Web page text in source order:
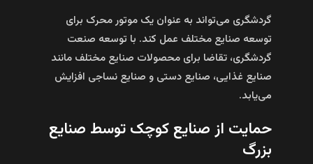
گردشگری می‌تواند به عنوان یک موتور محرک برای
توسعه صنایع مختلف عمل کند. با توسعه صنعت
گردشگری، تقاضا برای محصولات صنایع مختلف مانند
صنایع غذایی، صنایع دستی و صنایع نساجی افزایش
می‌یابد.
حمایت از صنایع کوچک توسط صنایع
بزرگ